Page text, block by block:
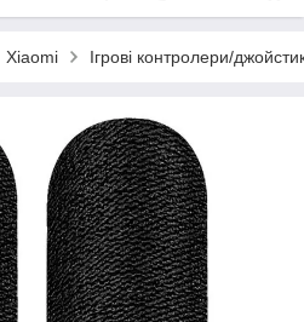
Xiaomi Ігрові контролери/